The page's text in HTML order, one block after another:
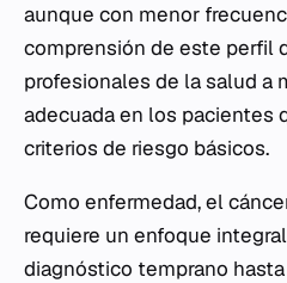
aunque con menor
comprensión de este perfil
profesionales de la salud a
adecuada en los pacientes
criterios de riesgo básicos.
Como enfermedad, el
requiere un enfoque
diagnóstico temprano